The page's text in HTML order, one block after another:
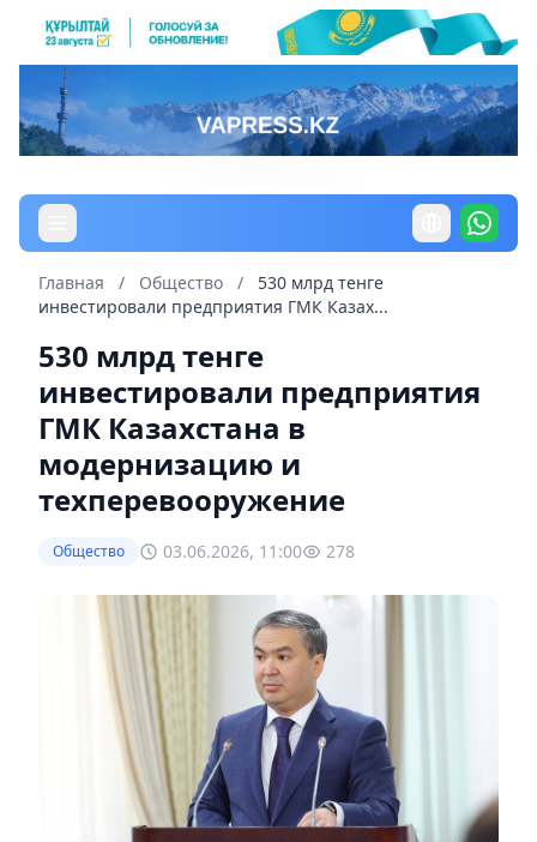
Главная / Общество /
530 млрд тенге
инвестировали предприятия ГМК Казах...
530 млрд тенге
инвестировали предприятия
ГМК Казахстана в
модернизацию и
техперевооружение
Общество 03.06.2026, 11:00 278